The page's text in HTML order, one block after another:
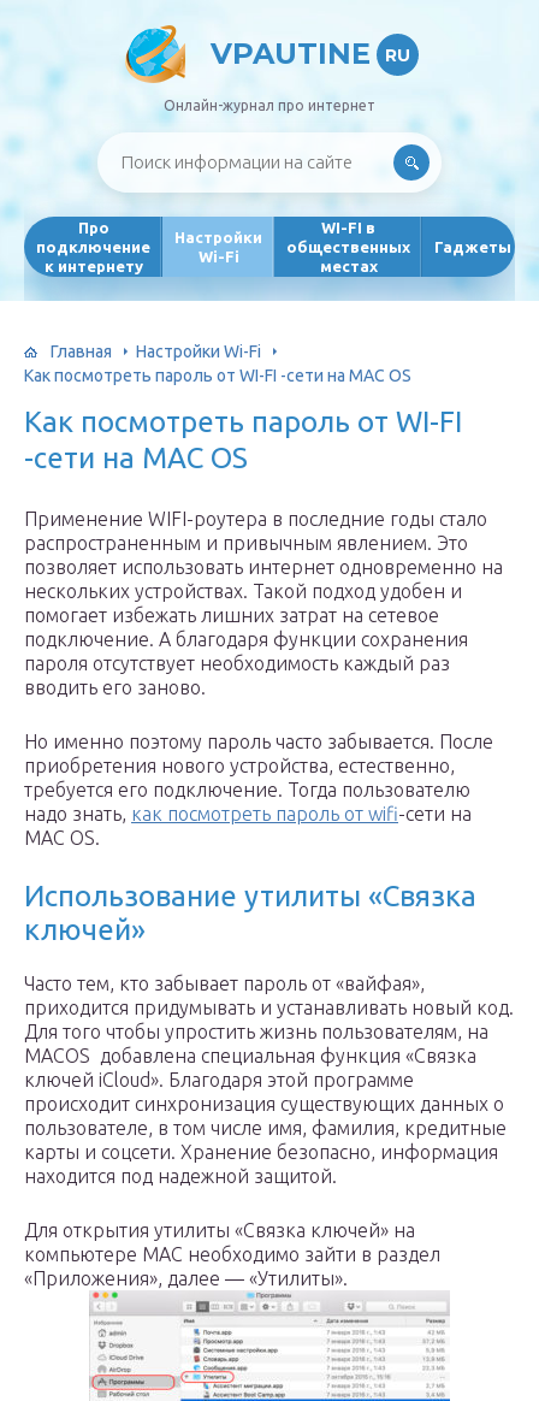
VPAUTINE RU
Онлайн-журнал про интернет
Про
подключение
к интернету
Настройки
Wi-Fi
WI-FI в
общественных
местах
Гаджеты
Главная
Настройки Wi-Fi
Как посмотреть пароль от WI-FI -сети на MAC OS
Как посмотреть пароль от WI-FI
-сети на MAC OS
Применение WIFI-роутера в последние годы стало
распространенным и привычным явлением. Это
позволяет использовать интернет одновременно на
нескольких устройствах. Такой подход удобен и
помогает избежать лишних затрат на сетевое
подключение. А благодаря функции сохранения
пароля отсутствует необходимость каждый раз
вводить его заново.
Но именно поэтому пароль часто забывается. После
приобретения нового устройства, естественно,
требуется его подключение. Тогда пользователю
надо знать, как посмотреть пароль от wifi-сети на
MAC OS.
Использование утилиты «Связка
ключей»
Часто тем, кто забывает пароль от «вайфая»,
приходится придумывать и устанавливать новый код.
Для того чтобы упростить жизнь пользователям, на
MACOS добавлена специальная функция «Связка
ключей iCloud». Благодаря этой программе
происходит синхронизация существующих данных о
пользователе, в том числе имя, фамилия, кредитные
карты и соцсети. Хранение безопасно, информация
находится под надежной защитой.
Для открытия утилиты «Связка ключей» на
компьютере MAC необходимо зайти в раздел
«Приложения», далее — «Утилиты».